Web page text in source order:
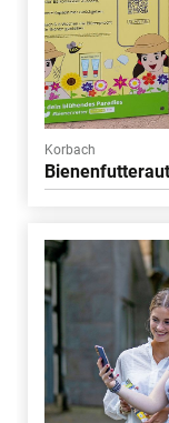
Korbach